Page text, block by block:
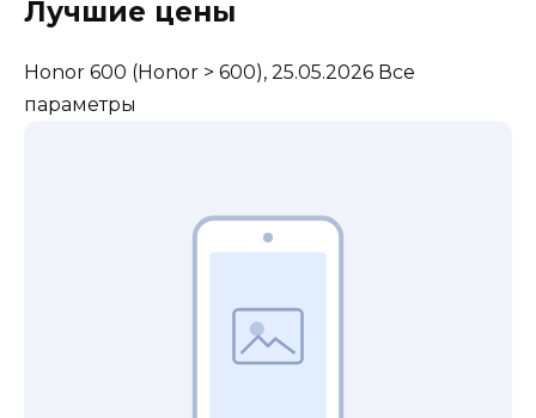
Лучшие цены
Honor 600 (Honor > 600), 25.05.2026 Все
параметры